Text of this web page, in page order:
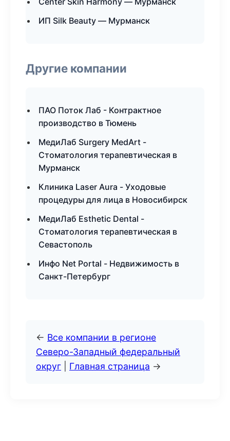
ИП Silk Beauty — Мурманск
Другие компании
ПАО Поток Лаб - Контрактное
производство в Тюмень
МедиЛаб Surgery MedArt -
Стоматология терапевтическая в
Мурманск
Клиника Laser Aura - Уходовые
процедуры для лица в Новосибирск
МедиЛаб Esthetic Dental -
Стоматология терапевтическая в
Севастополь
Инфо Net Portal - Недвижимость в
Санкт-Петербург
← Все компании в регионе
Северо-Западный федеральный
округ
Главная страница →